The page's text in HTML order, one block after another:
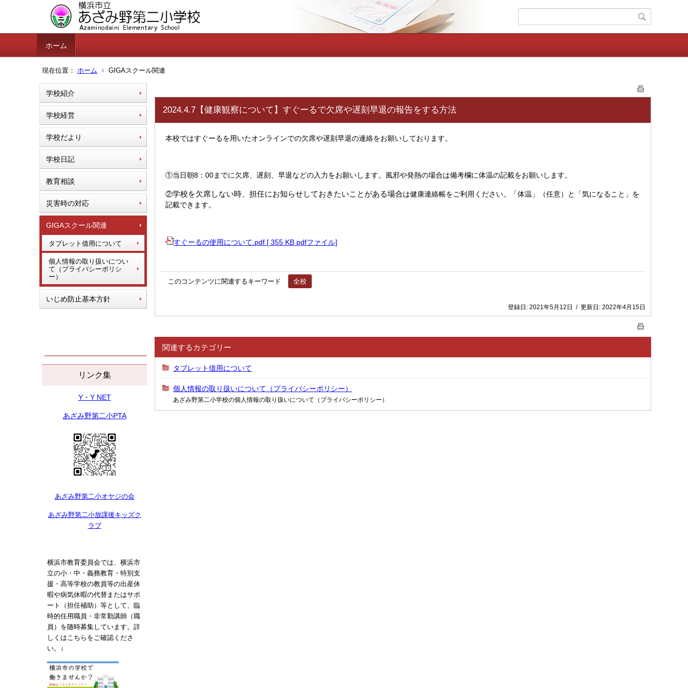
ホーム
現在位置： ホーム GIGAスクール関連
学校紹介
学校経営
学校だより
学校日記
教育相談
災害時の対応
GIGAスクール関連
タブレット借用について
個人情報の取り扱いについ
て（プライバシーポリシ
ー）
いじめ防止基本方針
リンク集
Y・Y NET
あざみ野第二小PTA
あざみ野第二小オヤジの会
あざみ野第二小放課後キッズク
ラブ
横浜市教育委員会では、横浜市
立の小・中・義務教育・特別支
援・高等学校の教員等の出産休
暇や病気休暇の代替またはサポ
ート（担任補助）等として、臨
時的任用職員・非常勤講師（職
員）を随時募集しています。詳
しくはこちらをご確認くださ
い。
↓
2024.4.7【健康観察について】すぐーるで欠席や遅刻早退の報告をする方法
本校ではすぐーるを用いたオンラインでの欠席や遅刻早退の連絡をお願いしております。
①当日朝8：00までに欠席、遅刻、早退などの入力をお願いします。風邪や発熱の場合は備考欄に体温の記載をお願いします。
②学校を欠席しない時、担任にお知らせしておきたいことがある場合は健康連絡帳をご利用ください。「体温」（任意）と「気になること」を
記載できます。
すぐーるの使用について.pdf [ 355 KB pdfファイル]
このコンテンツに関連するキーワード 全校
登録日: 2021年5月12日 / 更新日: 2022年4月15日
関連するカテゴリー
タブレット借用について
個人情報の取り扱いについて（プライバシーポリシー）
あざみ野第二小学校の個人情報の取り扱いについて（プライバシーポリシー）